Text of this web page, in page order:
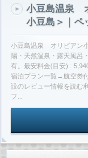
小豆島温泉
小豆島＞｜ペ
小豆島温泉 オリビアン
陽・天然温泉・露天風呂
有。最安料金(目安) :
宿泊プラン一覧→航空券
設のレビュー情報を読む
フ...